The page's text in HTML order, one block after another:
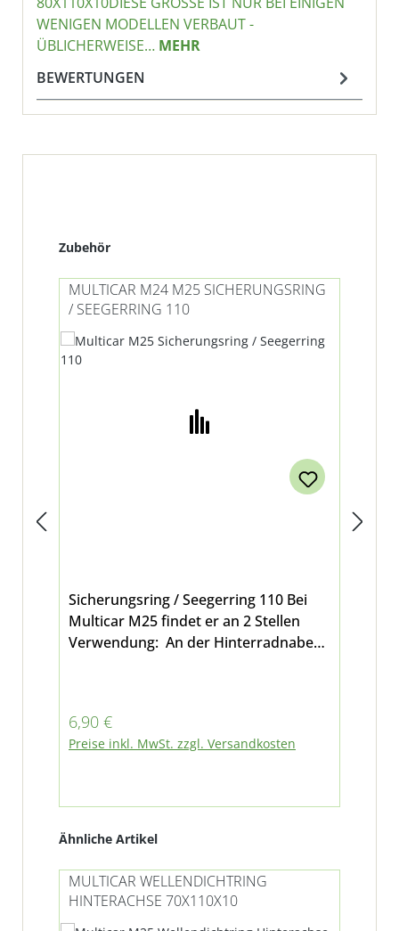
ENIGEN MODELLEN VERBAUT - Ü
BLICHERWEISE… MEHR
BEWERTUNGEN
Produktgalerie überspringen
Zubehör
MULTICAR M24 M25 SICHERUNGSRING
/ SEEGERRING 110
Sicherungsring / Seegerring 110 Bei
Multicar M25 findet er an 2 Stellen
Verwendung: An der Hinterradnabe
11)
Regulärer Preis:
6,90 €
Preise inkl. MwSt. zzgl. Versandkosten
Produktgalerie überspringen
Ähnliche Artikel
MULTICAR WELLENDICHTRING
HINTERACHSE 70X110X10